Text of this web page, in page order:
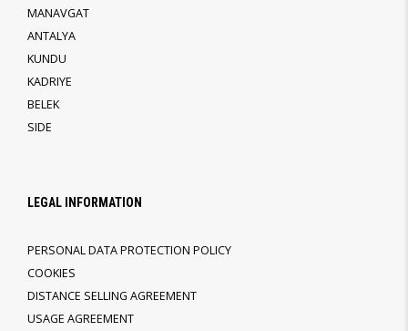
MANAVGAT
ANTALYA
KUNDU
KADRIYE
BELEK
SIDE
LEGAL INFORMATION
PERSONAL DATA PROTECTION POLICY
COOKIES
DISTANCE SELLING AGREEMENT
USAGE AGREEMENT